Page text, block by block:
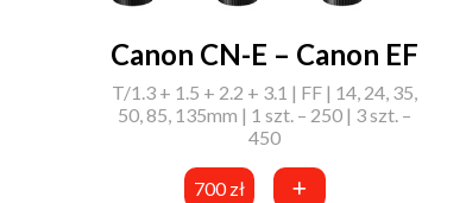
Canon CN-E – Canon EF
T/1.3 + 1.5 + 2.2 + 3.1 | FF | 14, 24, 35,
50, 85, 135mm | 1 szt. – 250 | 3 szt. –
450
700 zł